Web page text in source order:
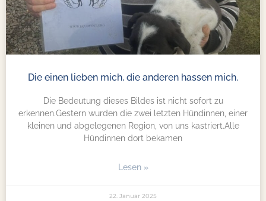
Die einen lieben mich, die anderen hassen mich.
Die Bedeutung dieses Bildes ist nicht sofort zu
erkennen.Gestern wurden die zwei letzten Hündinnen, einer
kleinen und abgelegenen Region, von uns kastriert.Alle
Hündinnen dort bekamen
Lesen »
22. Januar 2025